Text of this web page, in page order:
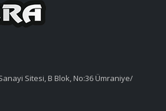
Sitesi, B Blok, No:36 Ümraniye/